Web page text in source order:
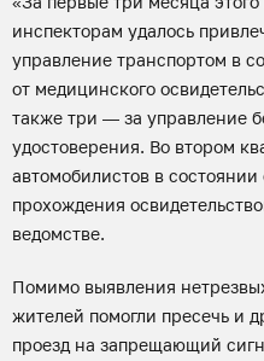
инспекторам удалось
управление транспортом в
от медицинского
также три — за управление
удостоверения. Во втором
автомобилистов в состоянии
прохождения
ведомстве.
Помимо выявления
жителей помогли пресечь и
проезд на запрещающий